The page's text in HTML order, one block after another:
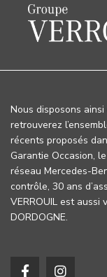
Nous disposons ainsi
retrouverez
récents proposés
Garantie Occasion,
réseau Mercedes-
contrôle, 30 ans
VERROUIL est
DORDOGNE.